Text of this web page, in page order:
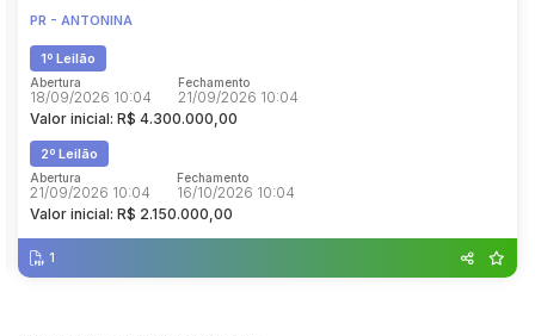
PR - ANTONINA
18/09/2026 10:04
Fechamento
21/09/2026 10:04
Valor inicial: R$ 4.300.000,00
21/09/2026 10:04
Fechamento
16/10/2026 10:04
Valor inicial: R$ 2.150.000,00